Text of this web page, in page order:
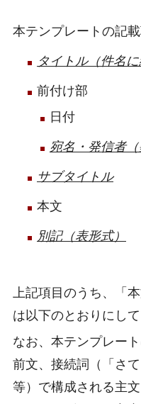
本テンプレートの記
タイトル（件名に
前付け部
日付
宛名・発信者（
サブタイトル
本文
別記（表形式）
上記項目のうち、「
は以下のとおりにして
なお、本テンプレー
前文、接続詞（「さ
等）で構成される主